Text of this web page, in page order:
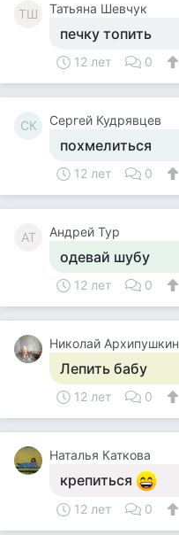
ТШ Татьяна Шевчук
печку топить
12 лет 0
СК Сергей Кудрявцев
похмелиться
12 лет 0
АТ Андрей Тур
одевай шубу
12 лет 0
Николай Архипушкин
Лепить бабу
12 лет 0
Наталья Каткова
крепиться
12 лет 0